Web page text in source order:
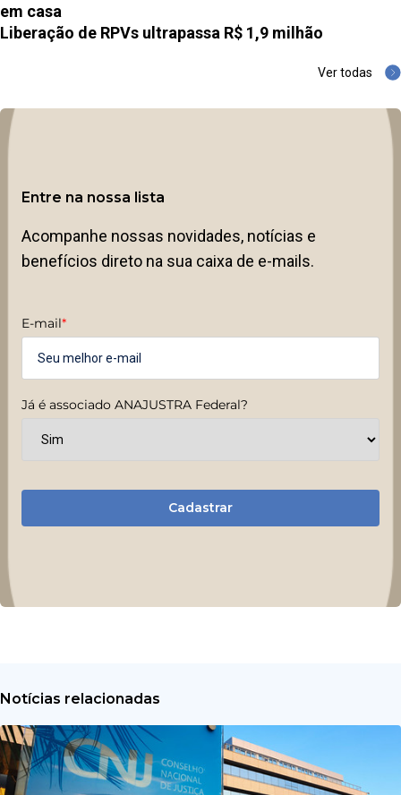
em casa
Liberação de RPVs ultrapassa R$ 1,9 milhão
Ver todas
Entre na nossa lista
Acompanhe nossas novidades, notícias e
benefícios direto na sua caixa de e-mails.
E-mail*
Já é associado ANAJUSTRA Federal?
Cadastrar
Notícias relacionadas